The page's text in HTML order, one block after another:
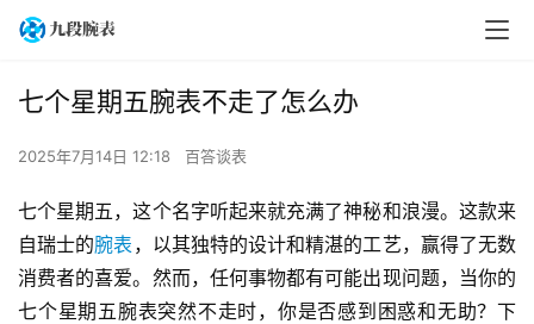
七个星期五腕表不走了怎么办
2025年7月14日 12:18 百答谈表
七个星期五，这个名字听起来就充满了神秘和浪漫。这款来
自瑞士的腕表 ，以其独特的设计和精湛的工艺，赢得了无数
消费者的喜爱。然而，任何事物都有可能出现问题，当你的
七个星期五腕表突然不走时，你是否感到困惑和无助？下